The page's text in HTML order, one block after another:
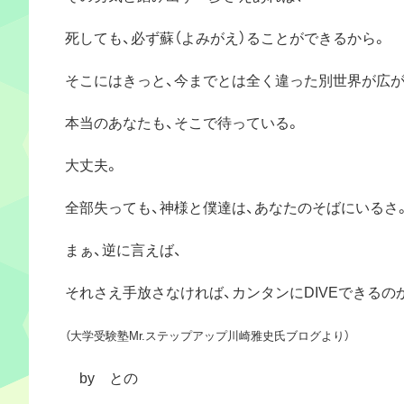
死しても、必ず蘇（よみがえ）ることができるから。
そこにはきっと、今までとは全く違った別世界が広が
本当のあなたも、そこで待っている。
大丈夫。
全部失っても、神様と僕達は、あなたのそばにいるさ。
まぁ、逆に言えば、
それさえ手放さなければ、カンタンにDIVEできるの
（大学受験塾Mr.ステップアップ川崎雅史氏ブログより）
by との